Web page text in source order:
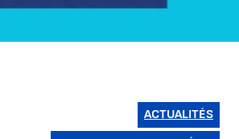
ACTUALITÉS